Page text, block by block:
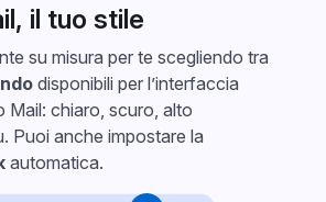
il tuo stile
su misura per te scegliendo tra
disponibili per l’interfaccia
Mail: chiaro, scuro, alto
Puoi anche impostare la
automatica.